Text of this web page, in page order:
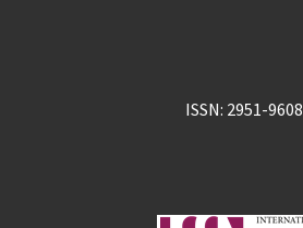
ISSN: 2951-9608